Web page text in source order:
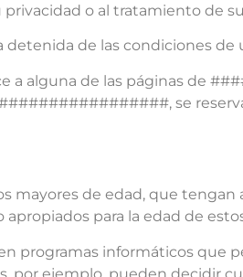
o al tratamiento de
de las condiciones de
a alguna de las páginas de
se
de edad, que tengan
para la edad de
programas informáticos que
por ejemplo, pueden decidir